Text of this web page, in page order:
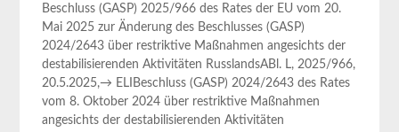
Beschluss (GASP) 2025/966 des Rates der EU vom 20.
Mai 2025 zur Änderung des Beschlusses (GASP)
2024/2643 über restriktive Maßnahmen angesichts der
destabilisierenden Aktivitäten RusslandsABl. L, 2025/966,
20.5.2025,→ ELIBeschluss (GASP) 2024/2643 des Rates
vom 8. Oktober 2024 über restriktive Maßnahmen
angesichts der destabilisierenden Aktivitäten